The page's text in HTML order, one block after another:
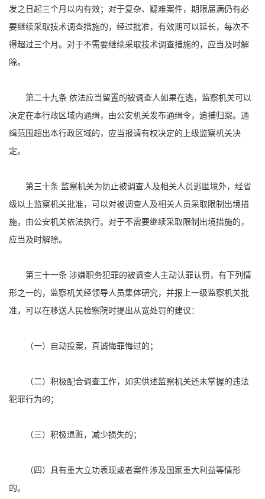
发之日起三个月以内有效；对于复杂、疑难案件，期限届满仍有必
要继续采取技术调查措施的，经过批准，有效期可以延长，每次不
得超过三个月。对于不需要继续采取技术调查措施的，应当及时解
除。
第二十九条 依法应当留置的被调查人如果在逃，监察机关可以
决定在本行政区域内通缉，由公安机关发布通缉令，追捕归案。通
缉范围超出本行政区域的，应当报请有权决定的上级监察机关决
定。
第三十条 监察机关为防止被调查人及相关人员逃匿境外，经省
级以上监察机关批准，可以对被调查人及相关人员采取限制出境措
施，由公安机关依法执行。对于不需要继续采取限制出境措施的，
应当及时解除。
第三十一条 涉嫌职务犯罪的被调查人主动认罪认罚，有下列情
形之一的，监察机关经领导人员集体研究，并报上一级监察机关批
准，可以在移送人民检察院时提出从宽处罚的建议：
（一）自动投案，真诚悔罪悔过的；
（二）积极配合调查工作，如实供述监察机关还未掌握的违法
犯罪行为的；
（三）积极退赃，减少损失的；
（四）具有重大立功表现或者案件涉及国家重大利益等情形
的。